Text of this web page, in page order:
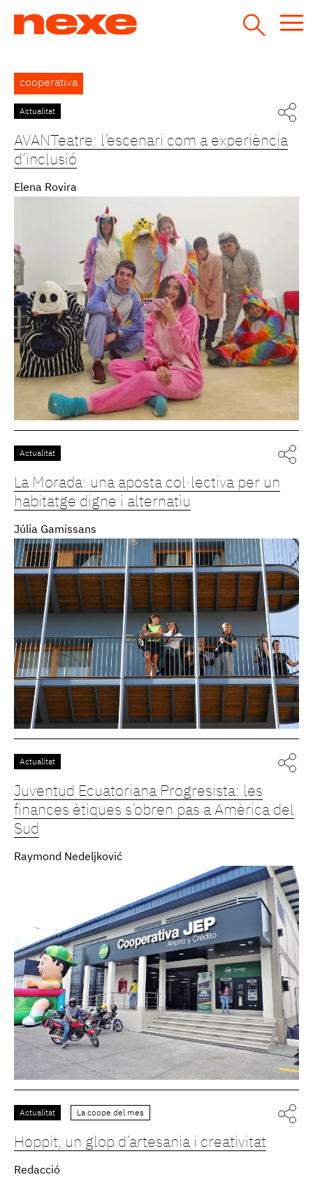
Back
to
top
cooperativa
Actualitat
AVANTeatre: l’escenari com a experiència
d’inclusió
Elena Rovira
Actualitat
La Morada: una aposta col·lectiva per un
habitatge digne i alternatiu
Júlia Gamissans
Actualitat
Juventud Ecuatoriana Progresista: les
finances ètiques s’obren pas a Amèrica del
Sud
Raymond Nedeljković
Actualitat La coope del mes
Hoppit, un glop d’artesania i creativitat
Redacció
Pàgines